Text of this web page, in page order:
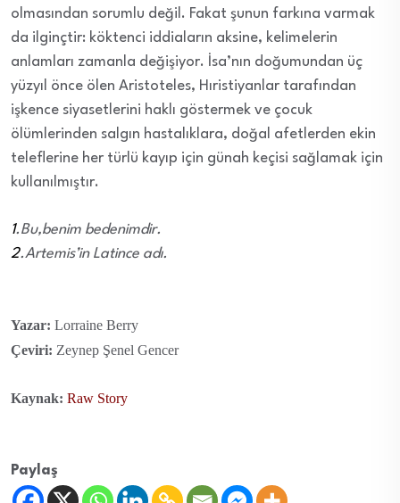
olmasından sorumlu değil. Fakat şunun farkına varmak
da ilginçtir: köktenci iddiaların aksine, kelimelerin
anlamları zamanla değişiyor. İsa’nın doğumundan üç
yüzyıl önce ölen Aristoteles, Hıristiyanlar tarafından
işkence siyasetlerini haklı göstermek ve çocuk
ölümlerinden salgın hastalıklara, doğal afetlerden ekin
teleflerine her türlü kayıp için günah keçisi sağlamak için
kullanılmıştır.
1.Bu,benim bedenimdir.
2.Artemis’in Latince adı.
Yazar: Lorraine Berry
Çeviri: Zeynep Şenel Gencer
Kaynak: Raw Story
Paylaş